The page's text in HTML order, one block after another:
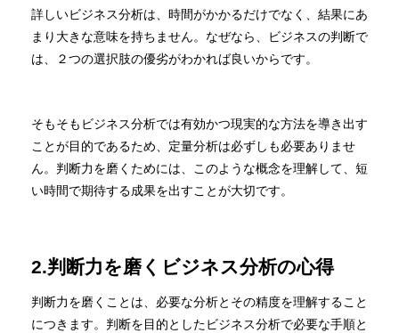
詳しいビジネス分析は、時間がかかるだけでなく、結果にあ
まり大きな意味を持ちません。なぜなら、ビジネスの判断で
は、２つの選択肢の優劣がわかれば良いからです。
そもそもビジネス分析では有効かつ現実的な方法を導き出す
ことが目的であるため、定量分析は必ずしも必要ありませ
ん。判断力を磨くためには、このような概念を理解して、短
い時間で期待する成果を出すことが大切です。
2.判断力を磨くビジネス分析の心得
判断力を磨くことは、必要な分析とその精度を理解すること
につきます。判断を目的としたビジネス分析で必要な手順と